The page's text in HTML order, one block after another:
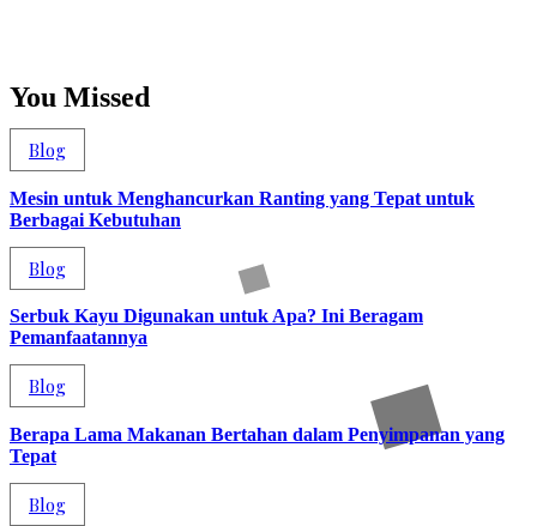
You Missed
Blog
Mesin untuk Menghancurkan Ranting yang Tepat untuk
Berbagai Kebutuhan
Blog
Serbuk Kayu Digunakan untuk Apa? Ini Beragam
Pemanfaatannya
Blog
Berapa Lama Makanan Bertahan dalam Penyimpanan yang
Tepat
Blog